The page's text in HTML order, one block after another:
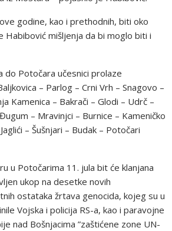
godine, kao i prethodnih, biti oko
Habibović mišljenja da bi moglo biti i
do Potočara učesnici prolaze
– Parlog – Crni Vrh – Snagovo –
Kamenica – Bakrači – Glodi – Udrč –
– Mravinjci – Burnice – Kameničko
– Šušnjari – Budak – Potočari
u Potočarima 11. jula bit će klanjana
ukop na desetke novih
ostataka žrtava genocida, kojeg su u
Vojska i policija RS-a, kao i paravojne
nad Bošnjacima ”zaštićene zone UN-